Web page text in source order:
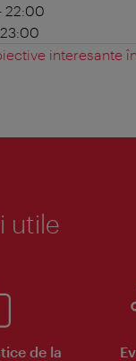
22:00
interesante
utile
de la